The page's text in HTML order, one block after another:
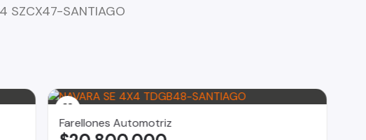
SZCX47-SANTIAGO
Farellones Automotriz